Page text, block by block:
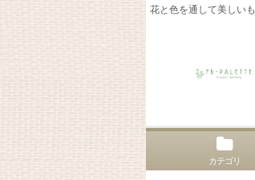
花と色を通して美しい
カテゴリ